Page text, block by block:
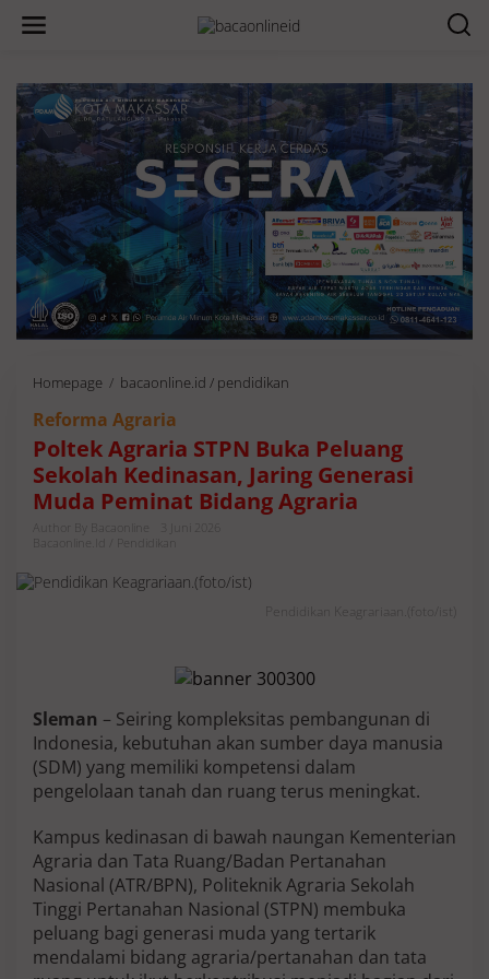
Homepage / bacaonline.id / pendidikan
t
e
k
A
g
a
P
B
u
k
a
P
l
u
a
n
g
S
e
Reforma Agraria
Poltek Agraria STPN Buka Peluang
Sekolah Kedinasan, Jaring Generasi
Muda Peminat Bidang Agraria
Author By Bacaonline
3 Juni 2026
Bacaonline.id / Pendidikan
Pendidikan Keagrariaan.(foto/ist)
Sleman – Seiring kompleksitas pembangunan di
Indonesia, kebutuhan akan sumber daya manusia
(SDM) yang memiliki kompetensi dalam
pengelolaan tanah dan ruang terus meningkat.
Kampus kedinasan di bawah naungan Kementerian
Agraria dan Tata Ruang/Badan Pertanahan
Nasional (ATR/BPN), Politeknik Agraria Sekolah
Tinggi Pertanahan Nasional (STPN) membuka
peluang bagi generasi muda yang tertarik
mendalami bidang agraria/pertanahan dan tata